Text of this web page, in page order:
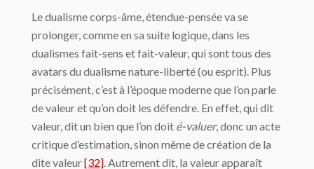
Le dualisme corps-âme, étendue-pensée va se
prolonger, comme en sa suite logique, dans les
dualismes fait-sens et fait-valeur, qui sont tous des
avatars du dualisme nature-liberté (ou esprit). Plus
précisément, c’est à l’époque moderne que l’on parle
de valeur et qu’on doit les défendre. En effet, qui dit
valeur, dit un bien que l’on doit é-valuer, donc un acte
critique d’estimation, sinon même de création de la
dite valeur[32] . Autrement dit, la valeur apparaît